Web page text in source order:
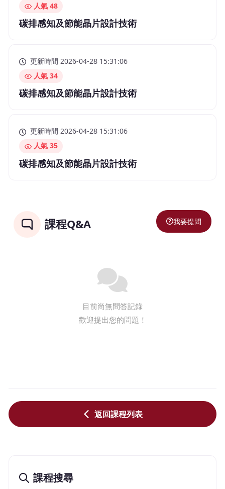
人氣 48
碳排感知及節能晶片設計技術
更新時間 2026-04-28 15:31:06
人氣 34
碳排感知及節能晶片設計技術
更新時間 2026-04-28 15:31:06
人氣 35
碳排感知及節能晶片設計技術
課程Q&A 我要提問
目前尚無問答記錄
歡迎提出您的問題！
返回課程列表
課程搜尋